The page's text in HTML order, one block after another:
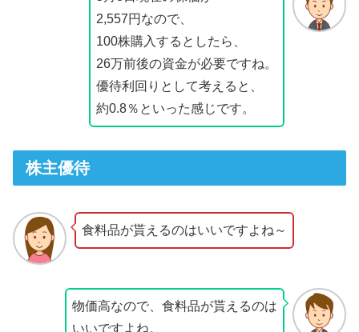
2,557円なので、
100株購入するとしたら、
26万前後の資金が必要ですね。
優待利回りとして考えると、
約0.8％といった感じです。
株主優待
食料品が貰えるのはいいですよね～
物価高なので、食料品が貰えるのは
いいですよね。